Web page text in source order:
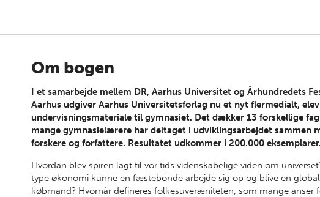
Om bogen
I et samarbejde mellem DR, Aarhus Universitet og Århundredets
Aarhus udgiver Aarhus Universitetsforlag nu et nyt flermedialt,
undervisningsmateriale til gymnasiet. Det dækker 13 forskellige
mange gymnasielærere har deltaget i udviklingsarbejdet sammen
forskere og forfattere. Resultatet udkommer i 200.000 eksemplarer.
Hvordan blev spiren lagt til vor tids videnskabelige viden om
type økonomi kunne en fæstebonde arbejde sig op og blive en
købmand? Hvornår defineres folkesuveræniteten, som mange anser